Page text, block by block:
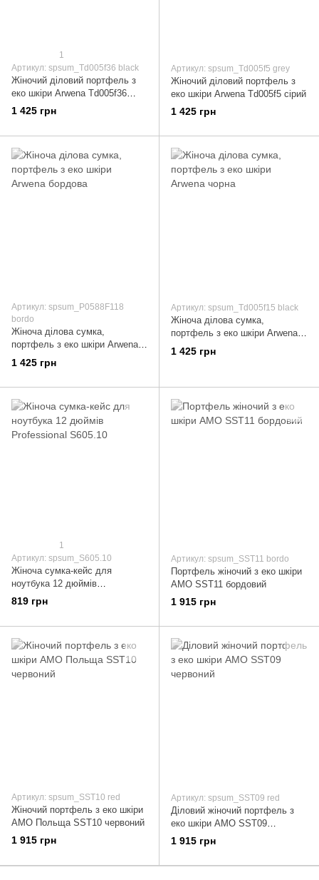
1
Артикул: spsum_Td005f36 black
Жіночий діловий портфель з
еко шкіри Arwena Td005f36
чорний
1 425 грн
Артикул: spsum_Td005f5 grey
Жіночий діловий портфель з
еко шкіри Arwena Td005f5 сірий
1 425 грн
Артикул: spsum_P0588F118
bordo
Жіноча ділова сумка,
портфель з еко шкіри Arwena
бордова
1 425 грн
Артикул: spsum_Td005f15 black
Жіноча ділова сумка,
портфель з еко шкіри Arwena
чорна
1 425 грн
1
Артикул: spsum_S605.10
Жіноча сумка-кейс для
ноутбука 12 дюймів
Professional S605.10
819 грн
Артикул: spsum_SST11 bordo
Портфель жіночий з еко шкіри
AMO SST11 бордовий
1 915 грн
Артикул: spsum_SST10 red
Жіночий портфель з еко шкіри
AMO Польща SST10 червоний
1 915 грн
Артикул: spsum_SST09 red
Діловий жіночий портфель з
еко шкіри AMO SST09
червоний
1 915 грн